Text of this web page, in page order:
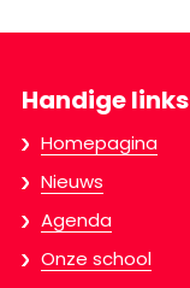
Handige links
Homepagina
Nieuws
Agenda
Onze school